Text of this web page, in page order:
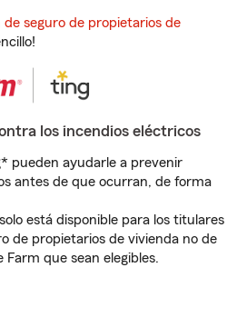
de seguro de propietarios de
los incendios eléctricos
pueden ayudarle a prevenir
antes de que ocurran, de forma
está disponible para los titulares
de propietarios de vivienda no de
Farm que sean elegibles.